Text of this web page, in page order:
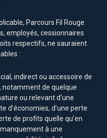
Parcours Fil Rouge
employés, cessionnaires
respectifs, ne sauraient
:
indirect ou accessoire de
notamment de quelque
ou relevant d’une
d’économies, d’une perte
de profits quelle qu’en
à une